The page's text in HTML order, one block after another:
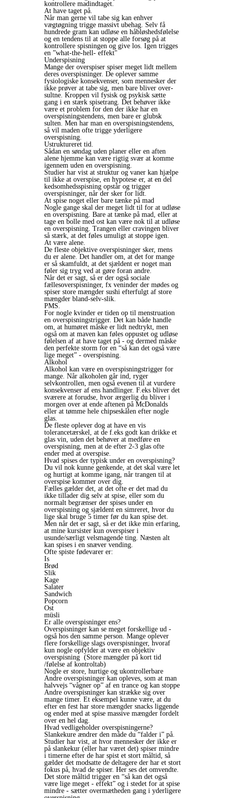
kontrollere madindtaget.
At have taget på.
Når man gerne vil tabe sig kan enhver
vægtøgning trigge massivt ubehag. Selv få
hundrede gram kan udløse en håbløshedsfølelse
og en tendens til at stoppe alle forsøg på at
kontrollere spisningen og give los. Igen trigges
en ”what-the-hell- effekt"
Underspisning
Mange der overspiser spiser meget lidt mellem
deres overspisninger. De oplever samme
fysiologiske konsekvenser, som mennesker der
ikke prøver at tabe sig, men bare bliver over-
sultne. Kroppen vil fysisk og psykisk sætte
gang i en stærk spisetrang. Det behøver ikke
være et problem for den der ikke har en
overspisningstendens, men bare er glubsk
sulten. Men har man en overspisningstendens,
så vil maden ofte trigge yderligere
overspisning.
Ustruktureret tid.
Sådan en søndag uden planer eller en aften
alene hjemme kan være rigtig svær at komme
igennem uden en overspisning.
Studier har vist at struktur og vaner kan hjælpe
til ikke at overspise, en hypotese er, at en del
kedsomhedsspisning opstår og trigger
overspisninger, når der sker for lidt.
At spise noget eller bare tænke på mad
Nogle gange skal der meget lidt til for at udløse
en overspisning. Bare at tænke på mad, eller at
tage en bolle med ost kan være nok til at udløse
en overspisning. Trangen eller cravingen bliver
så stærk, at det føles umuligt at stoppe igen.
At være alene.
De fleste objektive overspisninger sker, mens
du er alene. Det handler om, at det for mange
er så skamfuldt, at det sjældent er noget man
føler sig tryg ved at gøre foran andre.
Når det er sagt, så er der også sociale
fællesoverspisninger, fx veninder der mødes og
spiser store mængder sushi efterfulgt af store
mængder bland-selv-slik.
PMS.
For nogle kvinder er tiden op til menstruation
en overspisningstrigger. Det kan både handle
om, at humøret måske er lidt nedtrykt, men
også om at maven kan føles oppustet og udløse
følelsen af at have taget på - og dermed måske
den perfekte storm for en “så kan det også være
lige meget” - overspisning.
Alkohol
Alkohol kan være en overspisningstrigger for
mange. Når alkoholen går ind, ryger
selvkontrollen, men også evenen til at vurdere
konsekvenser af ens handlinger. F.eks bliver det
sværere at forudse, hvor ærgerlig du bliver i
morgen over at ende aftenen på McDonalds
eller at tømme hele chipseskålen efter nogle
glas.
De fleste oplever dog at have en vis
tolerancetærskel, at de f.eks godt kan drikke et
glas vin, uden det behøver at medføre en
overspisning, men at de efter 2-3 glas ofte
ender med at overspise.
Hvad spises der typisk under en overspisning?
Du vil nok kunne genkende, at det skal være let
og hurtigt at komme igang, når trangen til at
overspise kommer over dig.
Fælles gælder det, at det ofte er det mad du
ikke tillader dig selv at spise, eller som du
normalt begrænser der spises under en
overspisning og sjældent en simreret, hvor du
lige skal bruge 5 timer før du kan spise det.
Men når det er sagt, så er det ikke min erfaring,
at mine kursister kun overspiser i
usunde/særligt velsmagende ting. Næsten alt
kan spises i en snæver vending.
Ofte spiste fødevarer er:
Is
Brød
Slik
Kage
Salater
Sandwich
Popcorn
Ost
müsli
Er alle overspisninger ens?
Overspisninger kan se meget forskellige ud -
også hos den samme person. Mange oplever
flere forskellige slags overspisninger, hvoraf
kun nogle opfylder at være en objektiv
overspisning (Store mængder på kort tid
/følelse af kontroltab)
Nogle er store, hurtige og ukontrollerbare
Andre overspisninger kan opleves, som at man
halvvejs “vågner op” af en trance og kan stoppe
Andre overspisninger kan strække sig over
mange timer. Et eksempel kunne være, at du
efter en fest har store mængder snacks liggende
og ender med at spise massive mængder fordelt
over en hel dag.
Hvad vedligeholder overspisningerne?
Slankekure ændrer den måde du “falder i” på.
Studier har vist, at hvor mennesker der ikke er
på slankekur (eller har været det) spiser mindre
i timerne efter de har spist et stort måltid, så
gælder det modsatte de deltagere der har et stort
fokus på, hvad de spiser. Her ses det omvendte.
Det store måltid trigger en “så kan det også
være lige meget - effekt” og i stedet for at spise
mindre - sætter overmætheden gang i yderligere